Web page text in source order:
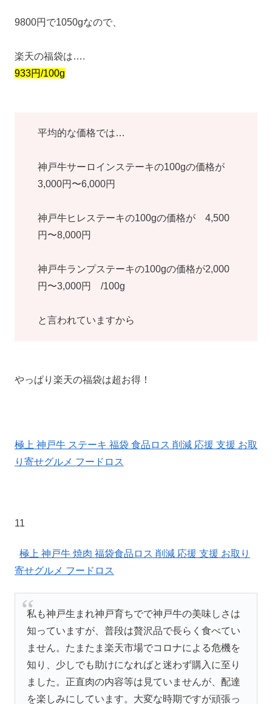
9800円で1050gなので、
楽天の福袋は….
933円/100g
平均的な価格では…
神戸牛サーロインステーキの100gの価格が
3,000円〜6,000円
神戸牛ヒレステーキの100gの価格が 4,500
円〜8,000円
神戸牛ランプステーキの100gの価格が2,000
円〜3,000円 /100g
と言われていますから
やっぱり楽天の福袋は超お得！
極上 神戸牛 ステーキ 福袋 食品ロス 削減 応援 支援 お取
り寄せグルメ フードロス
11
極上 神戸牛 焼肉 福袋食品ロス 削減 応援 支援 お取り
寄せグルメ フードロス
私も神戸生まれ神戸育ちでで神戸牛の美味しさは
知っていますが、普段は贅沢品で長らく食べてい
ません。たまたま楽天市場でコロナによる危機を
知り、少しでも助けになればと迷わず購入に至り
ました。正直肉の内容等は見ていませんが、配達
を楽しみにしています。大変な時期ですが頑張っ